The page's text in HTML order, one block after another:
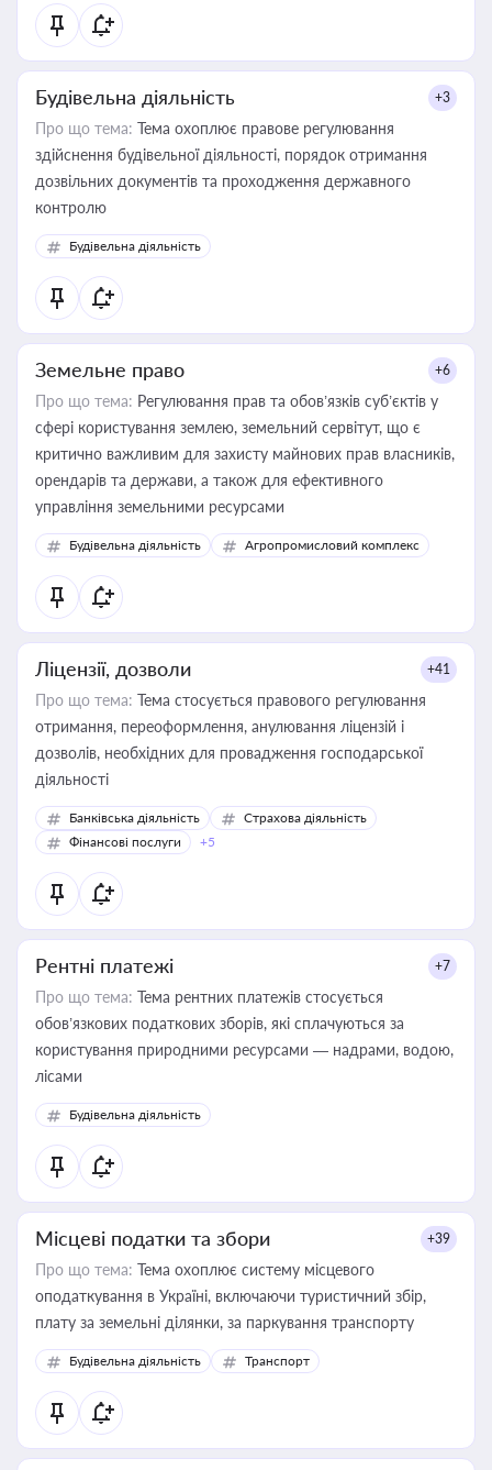
статусу суб'єктів оціночної діяльності
Будівельна діяльність +3
Про що тема: Тема охоплює правове регулювання
здійснення будівельної діяльності, порядок отримання
дозвільних документів та проходження державного
контролю
Будівельна діяльність
Земельне право +6
Про що тема: Регулювання прав та обов’язків суб’єктів у
сфері користування землею, земельний сервітут, що є
критично важливим для захисту майнових прав власників,
орендарів та держави, а також для ефективного
управління земельними ресурсами
Будівельна діяльність Агропромисловий комплекс
Ліцензії, дозволи +41
Про що тема: Тема стосується правового регулювання
отримання, переоформлення, анулювання ліцензій і
дозволів, необхідних для провадження господарської
діяльності
Банківська діяльність
Страхова діяльність
Фінансові послуги
+5
Рентні платежі +7
Про що тема: Тема рентних платежів стосується
обов’язкових податкових зборів, які сплачуються за
користування природними ресурсами — надрами, водою,
лісами
Будівельна діяльність
Місцеві податки та збори +39
Про що тема: Тема охоплює систему місцевого
оподаткування в Україні, включаючи туристичний збір,
плату за земельні ділянки, за паркування транспорту
Будівельна діяльність Транспорт